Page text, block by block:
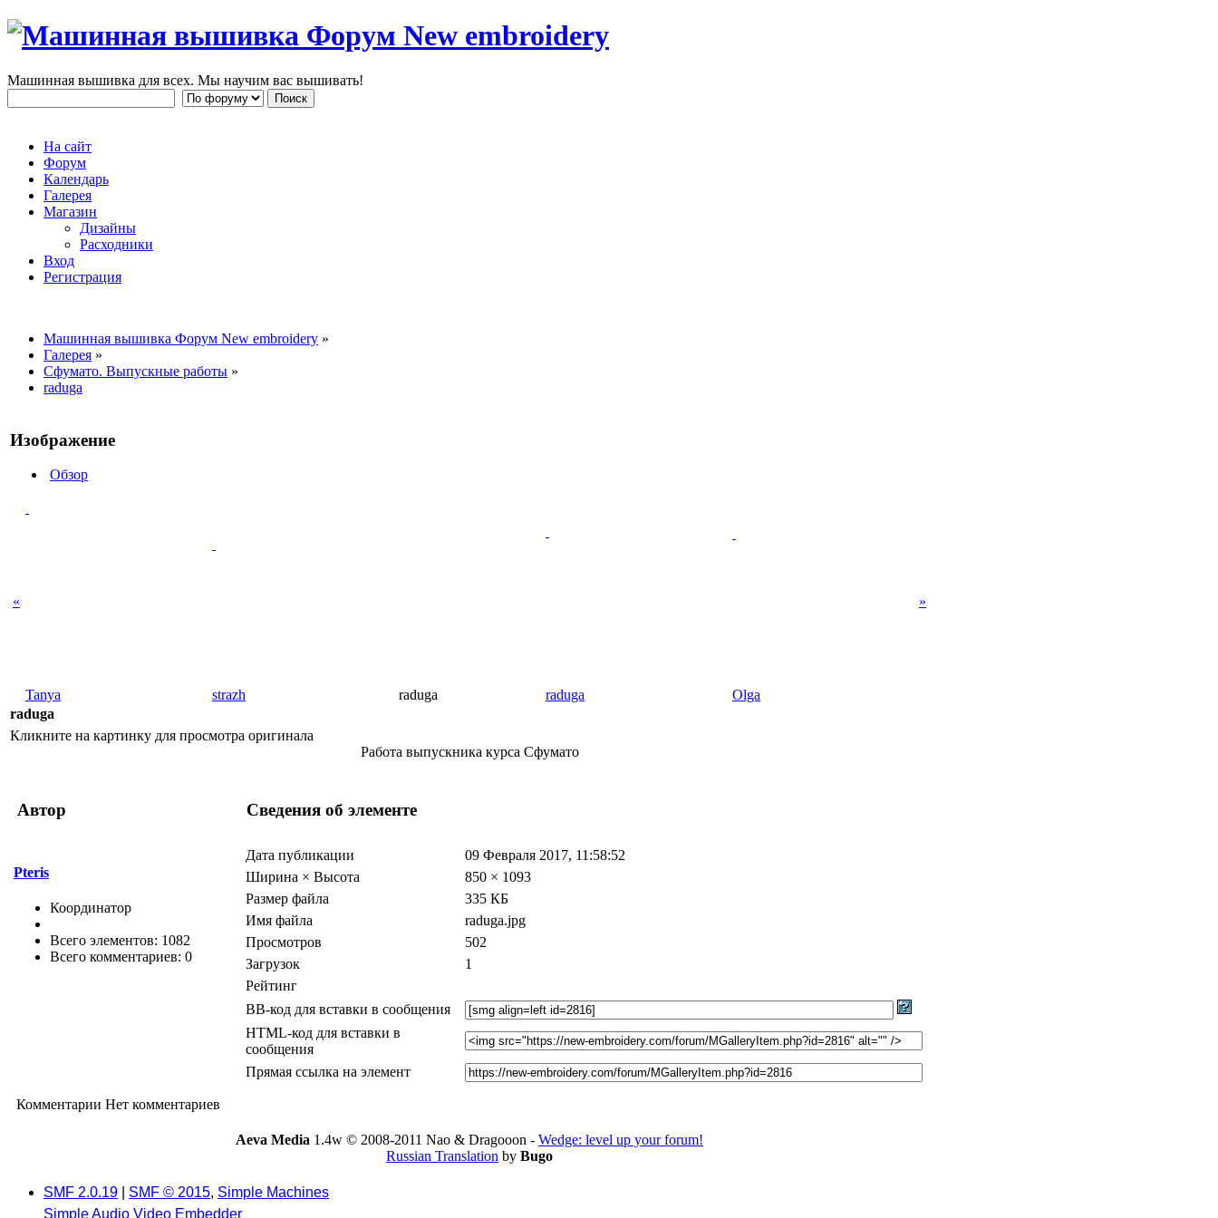
Машинная вышивка для всех. Мы научим вас вышивать!
На сайт
Форум
Календарь
Галерея
Магазин
Дизайны
Расходники
Вход
Регистрация
Машинная вышивка Форум New embroidery »
Галерея »
Сфумато. Выпускные работы »
raduga
Изображение
Обзор
« »
Tanya strazh raduga raduga
Olga
raduga
Кликните на картинку для просмотра оригинала
Работа выпускника курса Сфумато
Автор Сведения об элементе
Pteris
Координатор
Всего элементов: 1082
Всего комментариев: 0
Дата публикации
09 Февраля 2017, 11:58:52
Ширина × Высота
850 × 1093
Размер файла
335 КБ
Имя файла
raduga.jpg
Просмотров
502
Загрузок
1
Рейтинг
BB-код для вставки в сообщения
HTML-код для вставки в
сообщения
Прямая ссылка на элемент
Комментарии Нет комментариев
Aeva Media 1.4w © 2008-2011 Nao & Dragooon - Wedge: level up your forum!
Russian Translation by Bugo
SMF 2.0.19 SMF © 2015, Simple Machines
Simple Audio Video Embedder